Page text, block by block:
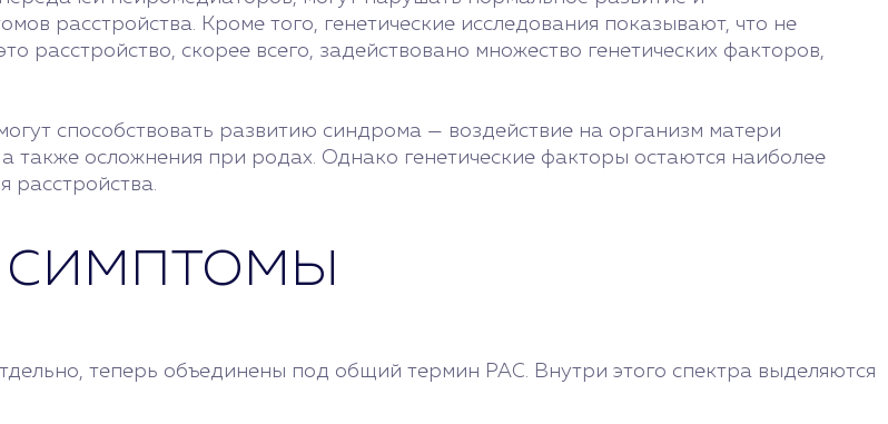
расстройства. Кроме того, генетические исследования показывают, что не
расстройство, скорее всего, задействовано множество генетических факторов,
способствовать развитию синдрома — воздействие на организм матери
также осложнения при родах. Однако генетические факторы остаются наиболее
расстройства.
теперь объединены под общий термин РАС. Внутри этого спектра выделяются